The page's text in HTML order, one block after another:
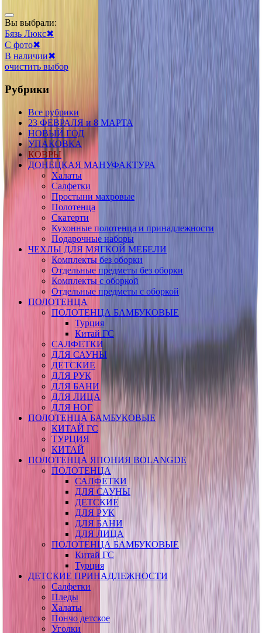
Вы выбрали:
Бязь Люкс✖
С фото✖
В наличии✖
очистить выбор
Рубрики
Все рубрики
23 ФЕВРАЛЯ и 8 МАРТА
НОВЫЙ ГОД
УПАКОВКА
КОВРЫ
ДОНЕЦКАЯ МАНУФАКТУРА
Халаты
Салфетки
Простыни махровые
Полотенца
Скатерти
Кухонные полотенца и принадлежности
Подарочные наборы
ЧЕХЛЫ ДЛЯ МЯГКОЙ МЕБЕЛИ
Комплекты без оборки
Отдельные предметы без оборки
Комплекты с оборкой
Отдельные предметы с оборкой
ПОЛОТЕНЦА
ПОЛОТЕНЦА БАМБУКОВЫЕ
Турция
Китай ГС
САЛФЕТКИ
ДЛЯ САУНЫ
ДЕТСКИЕ
ДЛЯ РУК
ДЛЯ БАНИ
ДЛЯ ЛИЦА
ДЛЯ НОГ
ПОЛОТЕНЦА БАМБУКОВЫЕ
КИТАЙ ГС
ТУРЦИЯ
КИТАЙ
ПОЛОТЕНЦА ЯПОНИЯ BOLANGDE
ПОЛОТЕНЦА
САЛФЕТКИ
ДЛЯ САУНЫ
ДЕТСКИЕ
ДЛЯ РУК
ДЛЯ БАНИ
ДЛЯ ЛИЦА
ПОЛОТЕНЦА БАМБУКОВЫЕ
Китай ГС
Турция
ДЕТСКИЕ ПРИНАДЛЕЖНОСТИ
Салфетки
Пледы
Халаты
Пончо детское
Уголки